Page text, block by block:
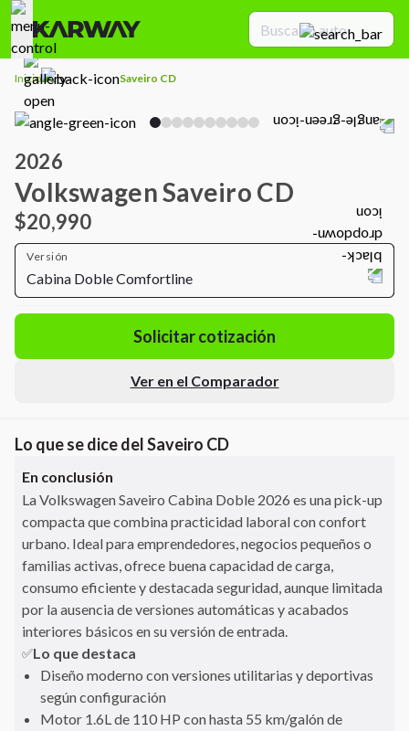
Inicio Saveiro CD
2026
Volkswagen Saveiro CD
$20,990
Versión
Cabina Doble Comfortline
Solicitar cotización
Ver en el Comparador
Lo que se dice delSaveiro CD
En conclusión
La Volkswagen Saveiro Cabina Doble 2026 es una pick-up
compacta que combina practicidad laboral con confort
urbano. Ideal para emprendedores, negocios pequeños o
familias activas, ofrece buena capacidad de carga,
consumo eficiente y destacada seguridad, aunque limitada
por la ausencia de versiones automáticas y acabados
interiores básicos en su versión de entrada.
✅Lo que destaca
Diseño moderno con versiones utilitarias y deportivas
según configuración
Motor 1.6L de 110 HP con hasta 55 km/galón de